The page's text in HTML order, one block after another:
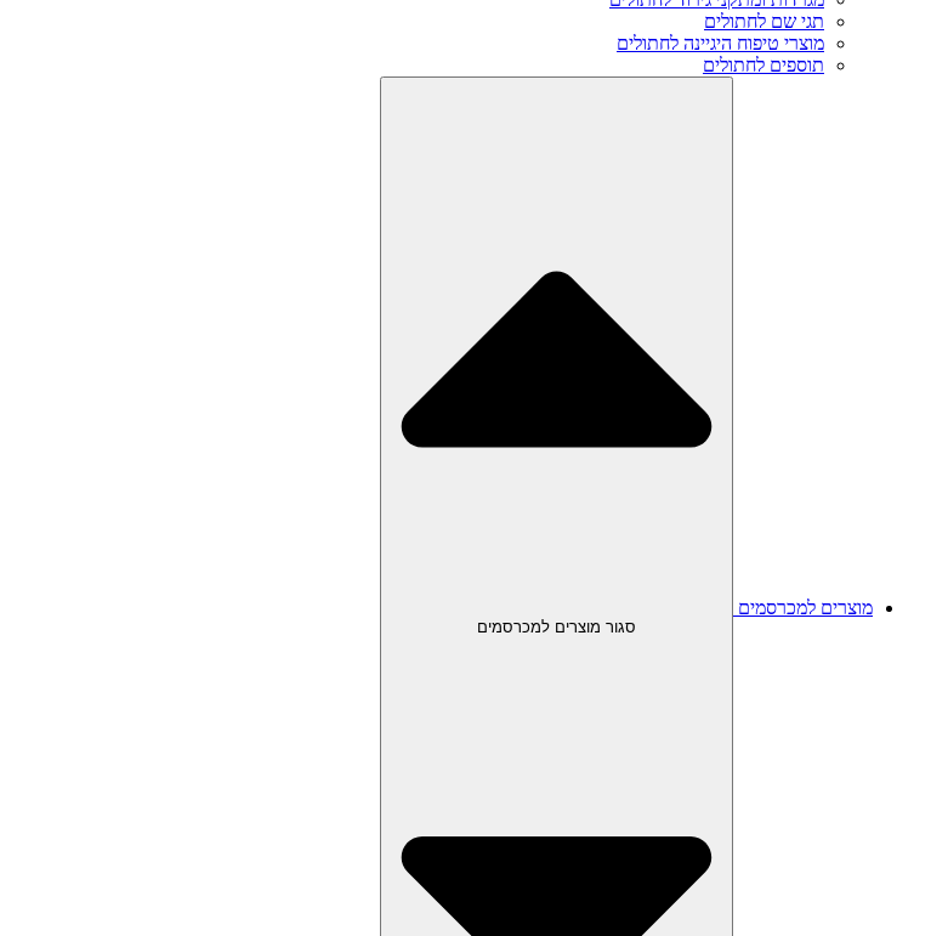
תגי שם לחתולים
מוצרי טיפוח היגיינה לחתולים
תוספים לחתולים
מוצרים למכרסמים
סגור מוצרים למכרסמים